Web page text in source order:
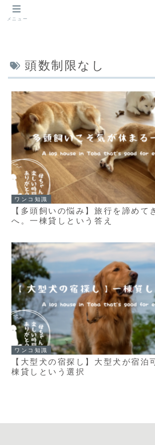
頭数制限なし
ワンコ知識
【多頭飼いの悩み】旅行を諦めて
へ。一棟貸しという答え
ワンコ知識
【大型犬の宿探し】大型犬が宿泊
棟貸しという選択
メニュー